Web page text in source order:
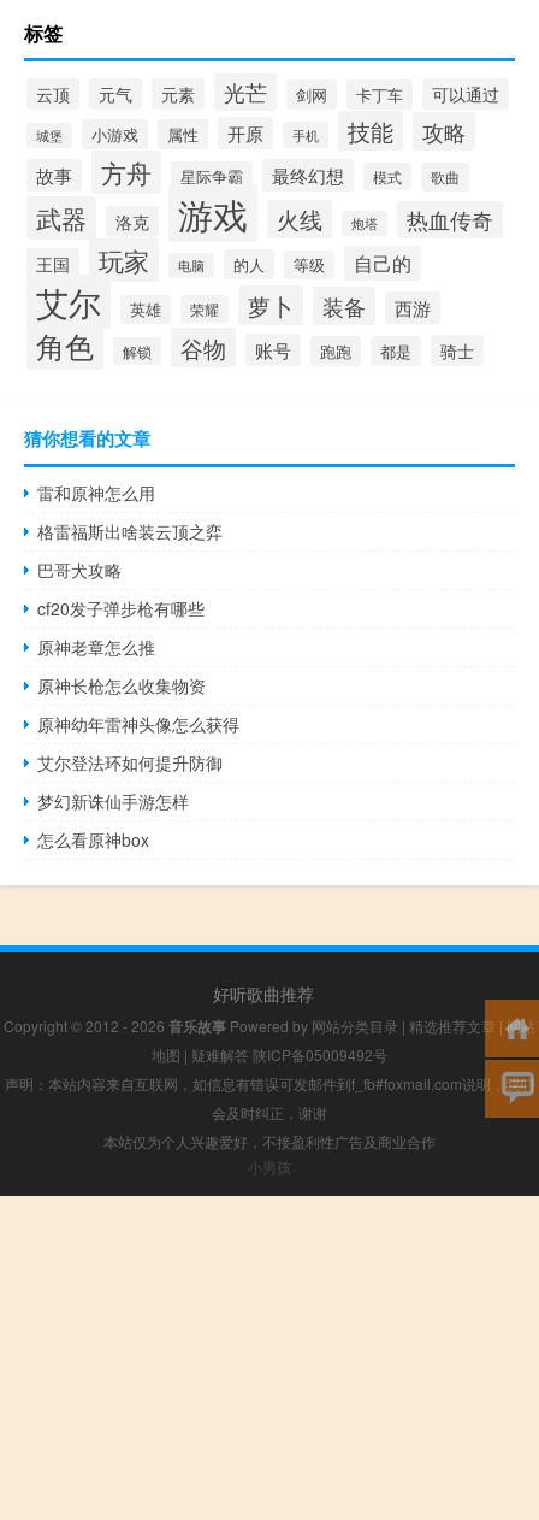
标签
云顶 元气 元素 光芒 剑网 卡丁车 可以通过
城堡 小游戏 属性 开原 手机 技能 攻略
故事 方舟 星际争霸 最终幻想 模式 歌曲
武器 洛克 游戏 火线 炮塔 热血传奇
王国 玩家 电脑 的人 等级 自己的
艾尔 英雄 荣耀 萝卜 装备 西游
角色 解锁 谷物 账号 跑跑 都是 骑士
猜你想看的文章
雷和原神怎么用
格雷福斯出啥装云顶之弈
巴哥犬攻略
cf20发子弹步枪有哪些
原神老章怎么推
原神长枪怎么收集物资
原神幼年雷神头像怎么获得
艾尔登法环如何提升防御
梦幻新诛仙手游怎样
怎么看原神box
好听歌曲推荐
Copyright © 2012 - 2026 音乐故事 Powered by 网站分类目录 | 精选推荐文章 |网站
地图 | 疑难解答 陕ICP备05009492号
声明：本站内容来自互联网，如信息有错误可发邮件到f_fb#foxmail.com说明，我们
会及时纠正，谢谢
本站仅为个人兴趣爱好，不接盈利性广告及商业合作
小男孩